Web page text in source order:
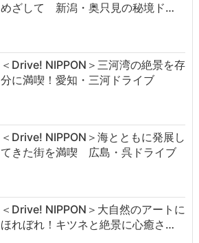
めざして 新潟・奥只見の秘境ド…
＜Drive! NIPPON＞三河湾の絶景を存
分に満喫！愛知・三河ドライブ
＜Drive! NIPPON＞海とともに発展し
てきた街を満喫 広島・呉ドライブ
＜Drive! NIPPON＞大自然のアートに
ほれぼれ！キツネと絶景に心癒さ…